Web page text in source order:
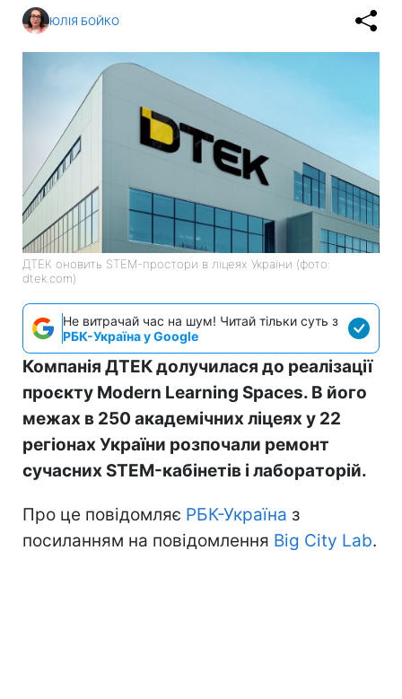
ЮЛІЯ БОЙКО
ДТЕК оновить STEM-простори в ліцеях України (фото:
dtek.com)
Не витрачай час на шум! Читай тільки суть з
РБК-Україна у Google
Компанія ДТЕК долучилася до реалізації
проєкту Modern Learning Spaces. В його
межах в 250 академічних ліцеях у 22
регіонах України розпочали ремонт
сучасних STEM-кабінетів і лабораторій.
Про це повідомляє РБК-Україна з
посиланням на повідомлення Big City Lab.